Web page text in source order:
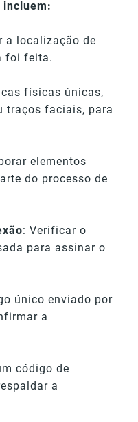
incluem:
a localização de
foi feita.
físicas únicas,
traços faciais, para
elementos
do processo de
: Verificar o
para assinar o
único enviado por
a
código de
a